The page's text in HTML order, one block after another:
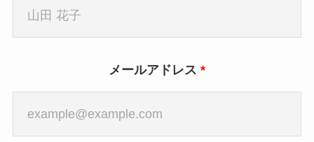
メールアドレス *